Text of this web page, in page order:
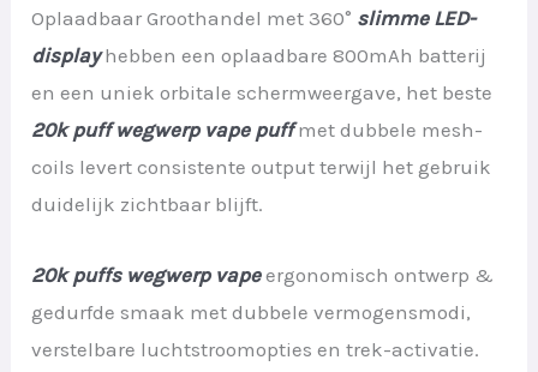
Oplaadbaar Groothandel met 360° slimme LED-
displayhebben een oplaadbare 800mAh batterij
en een uniek orbitale schermweergave, het beste
20k puff wegwerp vape puff met dubbele mesh-
coils levert consistente output terwijl het gebruik
duidelijk zichtbaar blijft.
20k puffs wegwerp vape ergonomisch ontwerp &
gedurfde smaak met dubbele vermogensmodi,
verstelbare luchtstroomopties en trek-activatie.